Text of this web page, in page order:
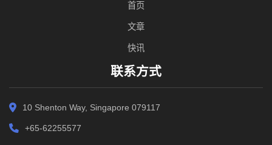
首页
文章
快讯
联系方式
10 Shenton Way, Singapore 079117
+65-62255577